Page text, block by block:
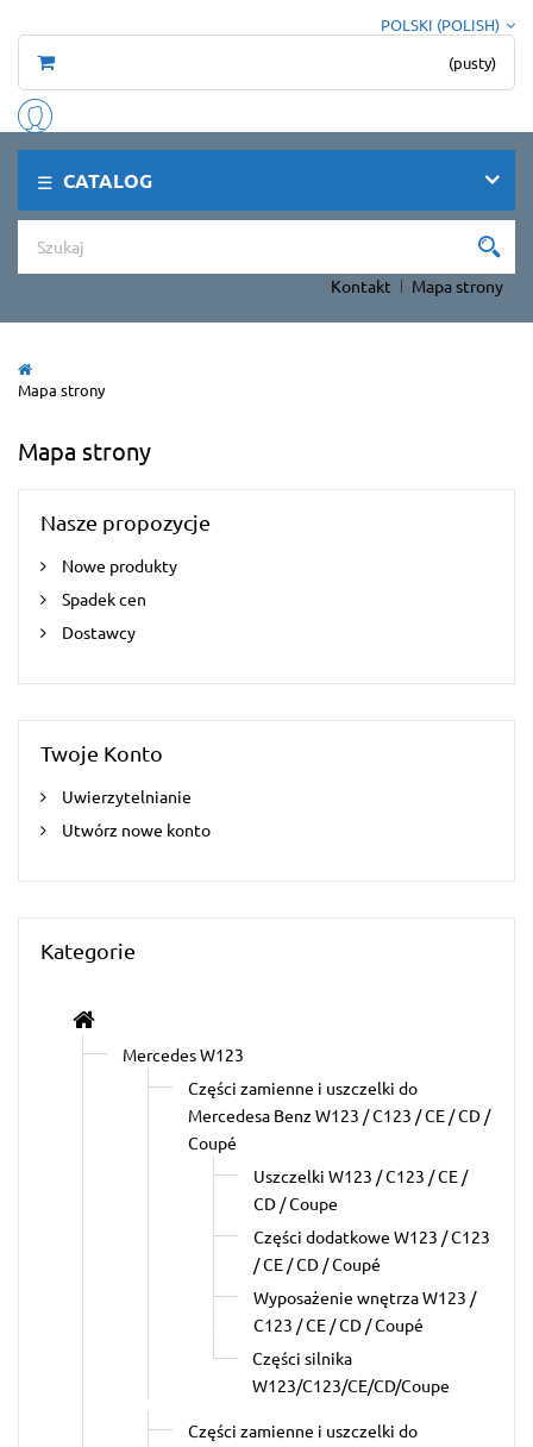
POLSKI (POLISH)
(pusty)
CATALOG
Kontakt Mapa strony
Mapa strony
Mapa strony
Nasze propozycje
Nowe produkty
Spadek cen
Dostawcy
Twoje Konto
Uwierzytelnianie
Utwórz nowe konto
Kategorie
Mercedes W123
Części zamienne i uszczelki do
Mercedesa Benz W123 / C123 / CE / CD /
Coupé
Uszczelki W123 / C123 / CE /
CD / Coupe
Części dodatkowe W123 / C123
/ CE / CD / Coupé
Wyposażenie wnętrza W123 /
C123 / CE / CD / Coupé
Części silnika
W123/C123/CE/CD/Coupe
Części zamienne i uszczelki do